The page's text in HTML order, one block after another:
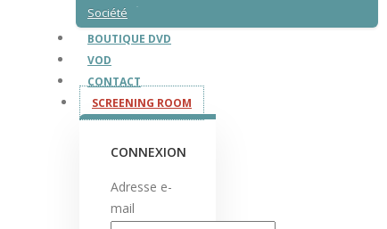
Société
BOUTIQUE DVD
VOD
CONTACT
SCREENING ROOM
CONNEXION
Adresse e-
mail